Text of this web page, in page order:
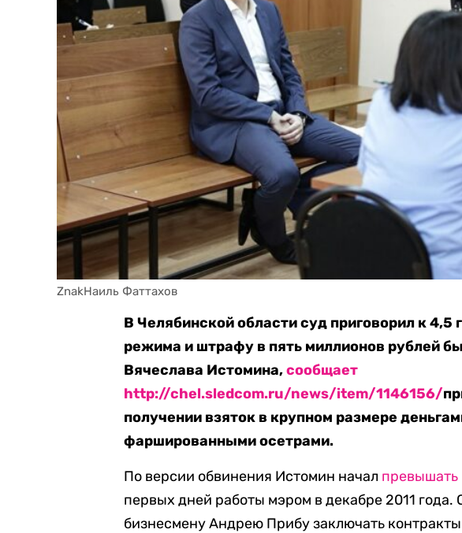
ZnakНаиль Фаттахов
В Челябинской области суд приговорил к 4,5
режима и штрафу в пять миллионов рублей
Вячеслава Истомина,сообщает
http://chel.sledcom.ru/news/item/1146156/
получении взяток в крупном размере
фаршированными осетрами.
По версии обвинения Истомин начал превышать
первых дней работы мэром в декабре 2011 года.
бизнесмену Андрею Прибу заключать